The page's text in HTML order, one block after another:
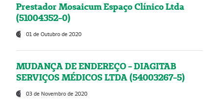
Prestador Mosaicum Espaço Clínico Ltda
(51004352-0)
01 de Outubro de 2020
MUDANÇA DE ENDEREÇO - DIAGITAB
SERVIÇOS MÉDICOS LTDA (54003267-5)
03 de Novembro de 2020